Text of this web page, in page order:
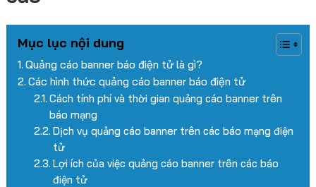
Mục lục nội dung
Quảng cáo banner báo điện tử là gì?
Các hình thức quảng cáo banner báo điện tử
Cách tính phí và thời gian quảng cáo banner trên
báo mạng
Dịch vụ quảng cáo banner trên các báo mạng điện
tử
Lợi ích của việc quảng cáo banner trên các báo
điện tử